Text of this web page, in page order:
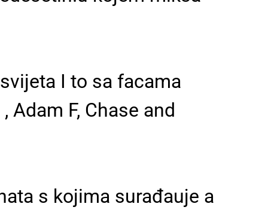
I to sa facama
Adam F, Chase and
s kojima surađauje a